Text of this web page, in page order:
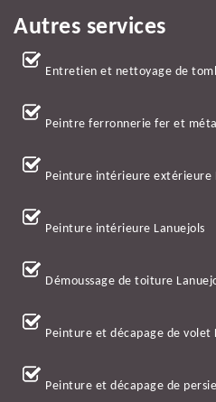
Autres services
Entretien et nettoyage de
Peintre ferronnerie fer et
Peinture intérieure extérieure
Peinture intérieure Lanuejols
Démoussage de toiture
Peinture et décapage de volet
Peinture et décapage de